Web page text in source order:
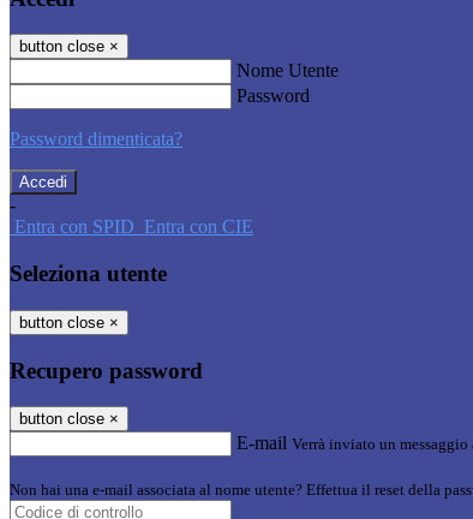
button close ×
Nome Utente
Password
Password dimenticata?
-
Entra con SPID Entra con CIE
Seleziona utente
button close ×
Recupero password
button close ×
E-mail Verrà inviato un
Non hai una e-mail associata al nome utente? Effettua il reset della